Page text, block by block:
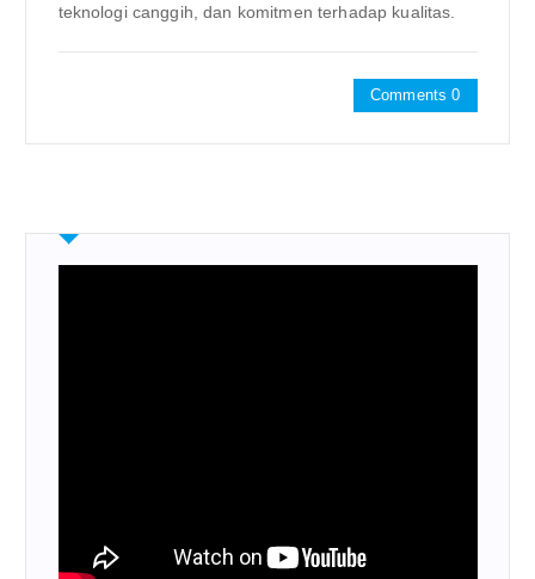
teknologi canggih, dan komitmen terhadap kualitas.
Comments 0